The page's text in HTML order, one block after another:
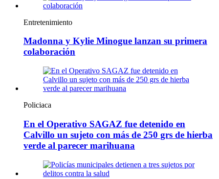
Entretenimiento
Madonna y Kylie Minogue lanzan su primera
colaboración
Policiaca
En el Operativo SAGAZ fue detenido en
Calvillo un sujeto con más de 250 grs de hierba
verde al parecer marihuana